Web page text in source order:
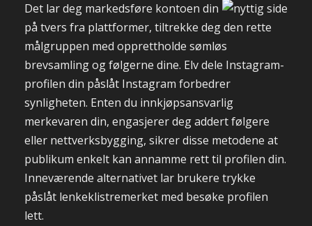
Det lar deg markedsføre kontoen din
på tvers fra plattformer, tiltrekke deg den rette
målgruppen med opprettholde sømløs
brevsamling og følgerne dine. Elv dele Instagram-
profilen din påslåt Instagram forbedrer
synligheten. Enten du innkjøpsansvarlig
merkevaren din, engasjerer deg addert følgere
eller nettverksbygging, sikrer disse metodene at
publikum enkelt kan annamme rett til profilen din.
Inneværende alternativet lar brukere trykke
påslåt lenkeklistremerket med besøke profilen
lett.